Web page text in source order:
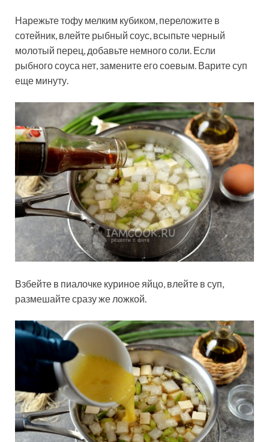
Нарежьте тофу мелким кубиком, переложите в
сотейник, влейте рыбный соус, всыпьте черный
молотый перец, добавьте немного соли. Если
рыбного соуса нет, замените его соевым. Варите суп
еще минуту.
Взбейте в пиалочке куриное яйцо, влейте в суп,
размешайте сразу же ложкой.